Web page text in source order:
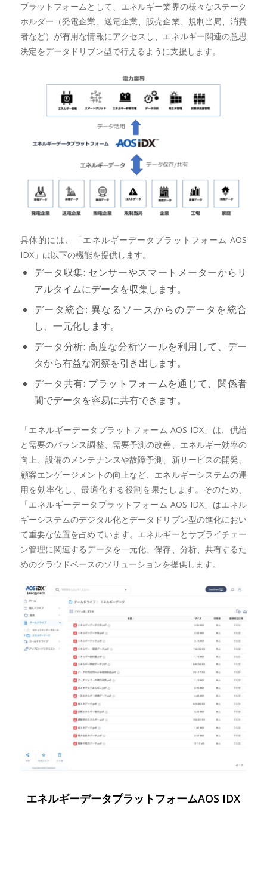
プラットフォームとして、エネルギー業界の様々なステーク
ホルダー（発電企業、送電企業、販売企業、規制当局、消費
者など）が有用な情報にアクセスし、エネルギー関連の意思
決定をデータドリブン型で行えるように支援します。
具体的には、「エネルギーデータプラットフォーム AOS
IDX」は以下の機能を提供します。
データ収集: センサーやスマートメーターからリ
アルタイムにデータを収集します。
データ統合: 異なるソースからのデータを統合
し、一元化します。
データ分析: 高度な分析ツールを利用して、デー
タから有益な洞察を引き出します。
データ共有: プラットフォームを通じて、関係者
間でデータを容易に共有できます。
「エネルギーデータプラットフォーム AOS IDX」は、供給
と需要のバランス調整、需要予測の改善、エネルギー効率の
向上、設備のメンテナンスや故障予測、新サービスの開発、
顧客エンゲージメントの向上など、エネルギーシステムの運
用を効率化し、最適化する役割を果たします。そのため、
「エネルギーデータプラットフォーム AOS IDX」はエネル
ギーシステムのデジタル化とデータドリブン型の進化におい
て重要な位置を占めています。エネルギーとサプライチェー
ン管理に関連するデータを一元化、保存、分析、共有するた
めのクラウドベースのソリューションを提供します。
エネルギーデータプラットフォームAOS IDX